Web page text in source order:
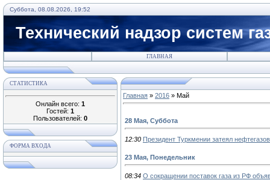
Суббота, 08.08.2026, 19:52
Технический надзор систем
ГЛАВНАЯ
СТАТИСТИКА
Онлайн всего: 1
Гостей: 1
Пользователей: 0
ФОРМА ВХОДА
Главная » 2016 » Май
28 Мая, Суббота
12:30 Президент Туркмении затеял
23 Мая, Понедельник
08:34 О сокращении поставок газа из РФ